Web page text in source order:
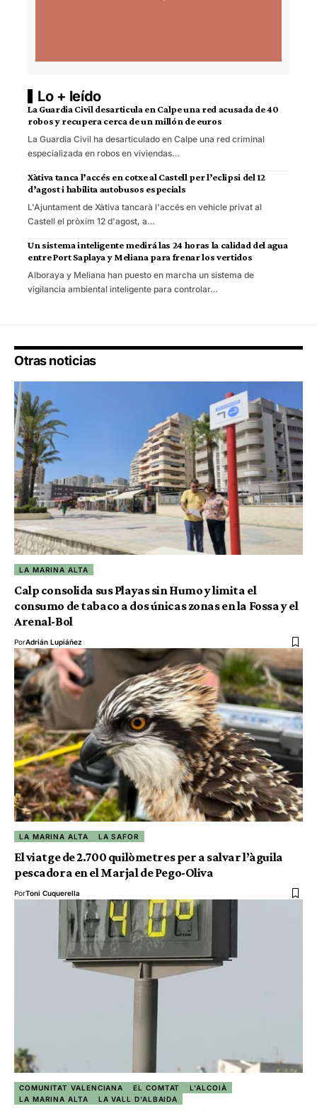
Lo + leído
La Guardia Civil desarticula en Calpe una red acusada de 40
robos y recupera cerca de un millón de euros
La Guardia Civil ha desarticulado en Calpe una red criminal
especializada en robos en viviendas…
Xàtiva tanca l’accés en cotxe al Castell per l’eclipsi del 12
d’agost i habilita autobusos especials
L'Ajuntament de Xàtiva tancarà l'accés en vehicle privat al
Castell el pròxim 12 d'agost, a…
Un sistema inteligente medirá las 24 horas la calidad del agua
entre Port Saplaya y Meliana para frenar los vertidos
Alboraya y Meliana han puesto en marcha un sistema de
vigilancia ambiental inteligente para controlar…
Otras noticias
LA MARINA ALTA
Calp consolida sus Playas sin Humo y limita el
consumo de tabaco a dos únicas zonas en la Fossa y el
Arenal-Bol
PorAdrián Lupiáñez
LA MARINA ALTA LA SAFOR
El viatge de 2.700 quilòmetres per a salvar l’àguila
pescadora en el Marjal de Pego-Oliva
PorToni Cuquerella
COMUNITAT VALENCIANA EL COMTAT
L'ALCOIÀ
LA MARINA ALTA
LA VALL D'ALBAIDA